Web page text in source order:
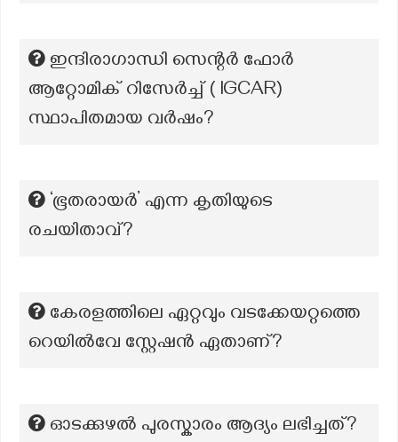
ഇന്ദിരാഗാന്ധി സെന്റർ ഫോർ
ആറ്റോമിക് റിസേർച്ച് ( IGCAR)
സ്ഥാപിതമായ വർഷം?
‘ഭൂതരായർ’ എന്ന കൃതിയുടെ
രചയിതാവ്?
കേരളത്തിലെ ഏറ്റവും വടക്കേയറ്റത്തെ
റെയിൽവേ സ്റ്റേഷൻ ഏതാണ്?
ഓടക്കുഴല്‍ പുരസ്കാരം ആദ്യം ലഭിച്ചത്?